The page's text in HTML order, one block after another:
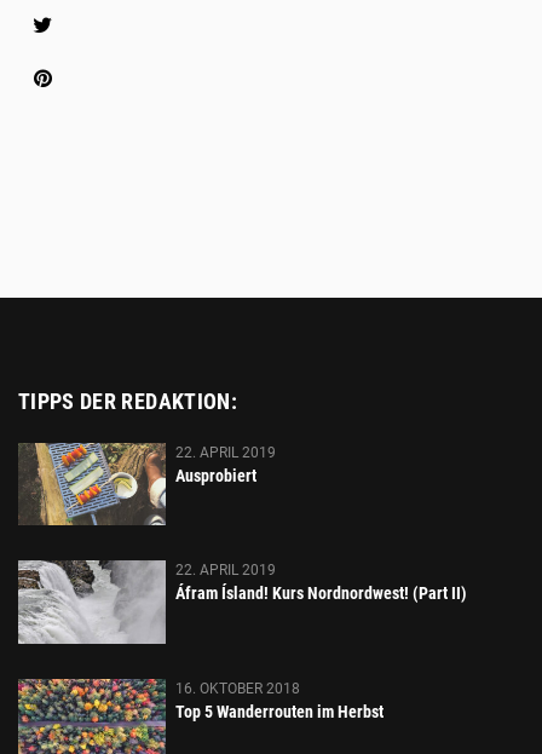
TIPPS DER REDAKTION:
22. APRIL 2019
Ausprobiert
22. APRIL 2019
Áfram Ísland! Kurs Nordnordwest! (Part II)
16. OKTOBER 2018
Top 5 Wanderrouten im Herbst